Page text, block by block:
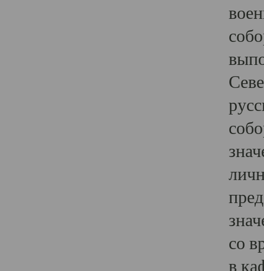
со
в